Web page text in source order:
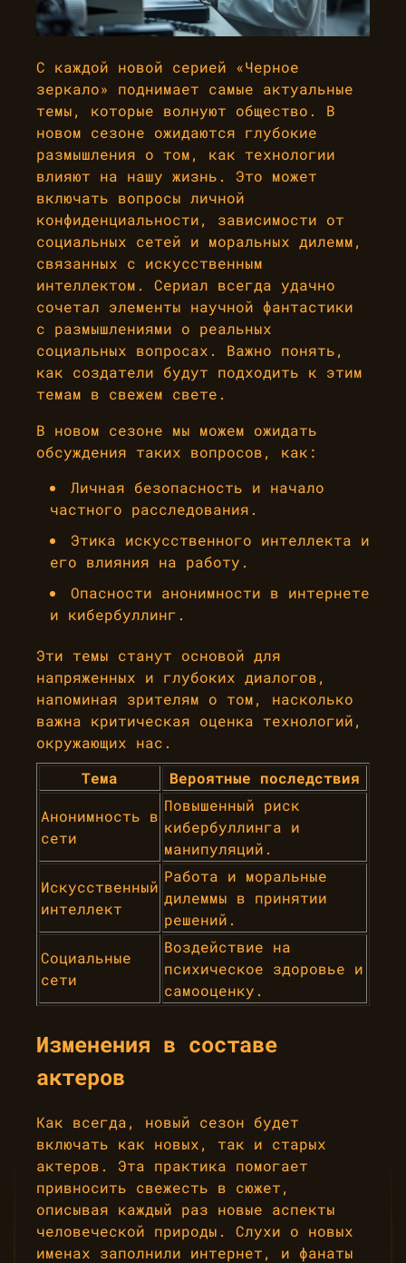
С каждой новой серией «Черное
зеркало» поднимает самые актуальные
темы, которые волнуют общество. В
новом сезоне ожидаются глубокие
размышления о том, как технологии
влияют на нашу жизнь. Это может
включать вопросы личной
конфиденциальности, зависимости от
социальных сетей и моральных дилемм,
связанных с искусственным
интеллектом. Сериал всегда удачно
сочетал элементы научной фантастики
с размышлениями о реальных
социальных вопросах. Важно понять,
как создатели будут подходить к этим
темам в свежем свете.
В новом сезоне мы можем ожидать
обсуждения таких вопросов, как:
Личная безопасность и начало
частного расследования.
Этика искусственного интеллекта и
его влияния на работу.
Опасности анонимности в интернете
и кибербуллинг.
Эти темы станут основой для
напряженных и глубоких диалогов,
напоминая зрителям о том, насколько
важна критическая оценка технологий,
окружающих нас.
Тема
Вероятные последствия
Анонимность в
сети
Повышенный риск
кибербуллинга и
манипуляций.
Искусственный
интеллект
Работа и моральные
дилеммы в принятии
решений.
Социальные
сети
Воздействие на
психическое здоровье и
самооценку.
Изменения в составе
актеров
Как всегда, новый сезон будет
включать как новых, так и старых
актеров. Эта практика помогает
привносить свежесть в сюжет,
описывая каждый раз новые аспекты
человеческой природы. Слухи о новых
именах заполнили интернет, и фанаты